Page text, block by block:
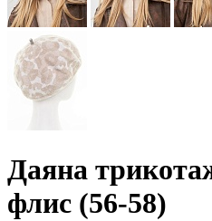
Даяна
флис (56-58)